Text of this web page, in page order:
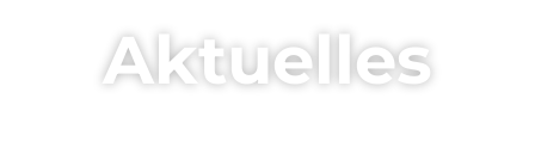
Aktuelles